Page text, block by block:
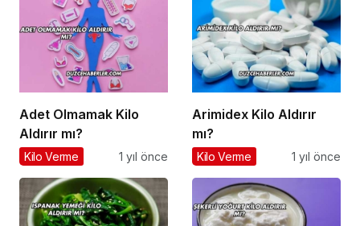
Adet Olmamak Kilo
Aldırır mı?
Kilo Verme 1 yıl önce
Arimidex Kilo Aldırır
mı?
Kilo Verme 1 yıl önce